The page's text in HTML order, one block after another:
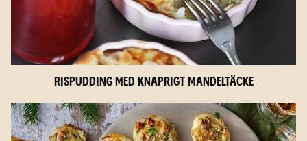
Rispudding med knaprigt mandeltäcke